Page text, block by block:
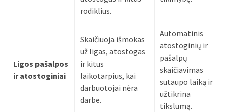
Namai
rodiklius.
Ligos pašalpos
ir atostoginiai
Skaičiuoja išmokas
už ligas, atostogas
ir kitus
laikotarpius, kai
darbuotojai nėra
darbe.
Automatinis
atostoginių ir
pašalpų
skaičiavimas
sutaupo laiką ir
užtikrina
tikslumą.